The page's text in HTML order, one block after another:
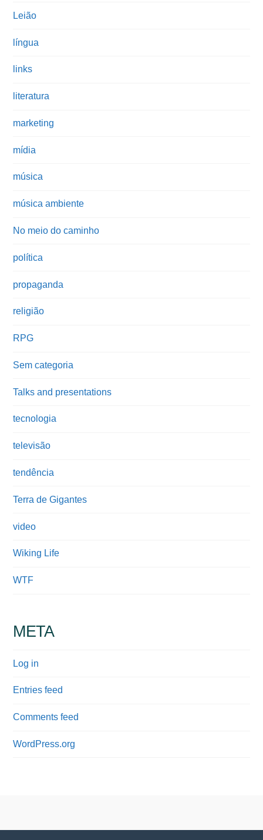
Leião
língua
links
literatura
marketing
mídia
música
música ambiente
No meio do caminho
política
propaganda
religião
RPG
Sem categoria
Talks and presentations
tecnologia
televisão
tendência
Terra de Gigantes
video
Wiking Life
WTF
META
Log in
Entries feed
Comments feed
WordPress.org